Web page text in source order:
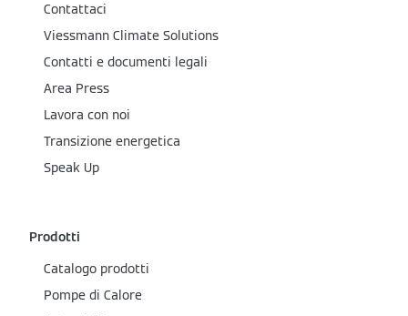
Contattaci
Viessmann Climate Solutions
Contatti e documenti legali
Area Press
Lavora con noi
Transizione energetica
Speak Up
Prodotti
Catalogo prodotti
Pompe di Calore